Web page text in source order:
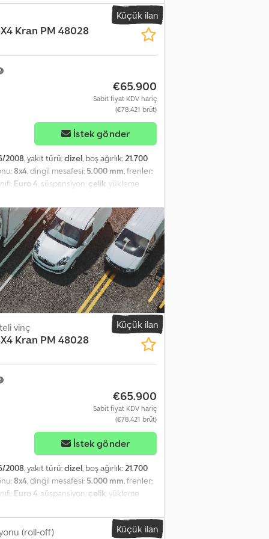
kancası çekme kancası Crsdpfxezi
Küçük ilan
Kran PM 48028
€65.900
Sabit fiyat KDV hariç
(€78.421 brüt)
İstek gönder
2008, yakıt türü:dizel, boş ağırlık:21.700
8x4, dingil mesafesi: 5.000 mm, frenler:
Euro 4, süspansiyon: çelik, yükleme
düşük ses seviyesi, hız sabitleyici, is
8x4 BB, 8x4 Kasa ve Ağır Yük Vinçli İlk
Uzun Kabin Manuel Şanzıman Retarder
ve Arka Yaprak Yaylı Süspansiyon
Dingil Mesafesi: 5000 mm Boş Ağırlık:
Destek 8 x Hidrolik olarak Uzatılabilir
kg 8,80 m / 4120 kg 10,80 m / 3120 kg
m / 1310 kg 22,00 m / 1140 kg Kanca
değildir, hatalar ve değişiklikler
Küçük ilan
vinç
Kran PM 48028
€65.900
Sabit fiyat KDV hariç
(€78.421 brüt)
İstek gönder
2008, yakıt türü:dizel, boş ağırlık: 21.700
8x4 , dingil mesafesi: 5.000 mm , frenler:
Euro 4 , süspansiyon: çelik , yükleme
düşük ses seviyesi, hız sabitleyici, is
8X4 BB, 8X4 platformlu kasa, ağır yük
(AD Blue olmadan) Yataklı uzun kabin
Küçük ilan
(roll-off)